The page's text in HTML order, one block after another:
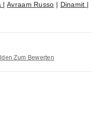
|Avraam Russo | Dinamit |
Zum Bewerten